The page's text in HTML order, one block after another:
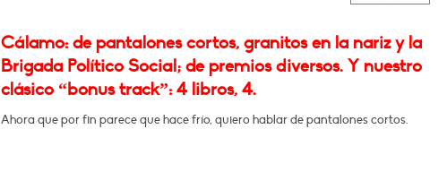
Cálamo: de pantalones cortos, granitos en la nariz y la
Brigada Político Social; de premios diversos. Y nuestro
clásico “bonus track”: 4 libros, 4.
Ahora que por fin parece que hace frío, quiero hablar de pantalones cortos.